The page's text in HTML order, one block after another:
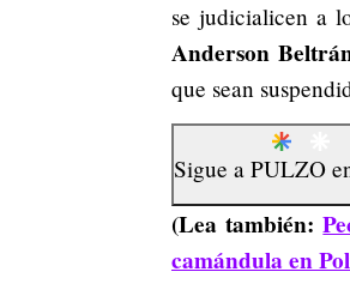
se judicialicen a
Anderson
que sean
Sigue a PULZO
(Lea también:
camándula en